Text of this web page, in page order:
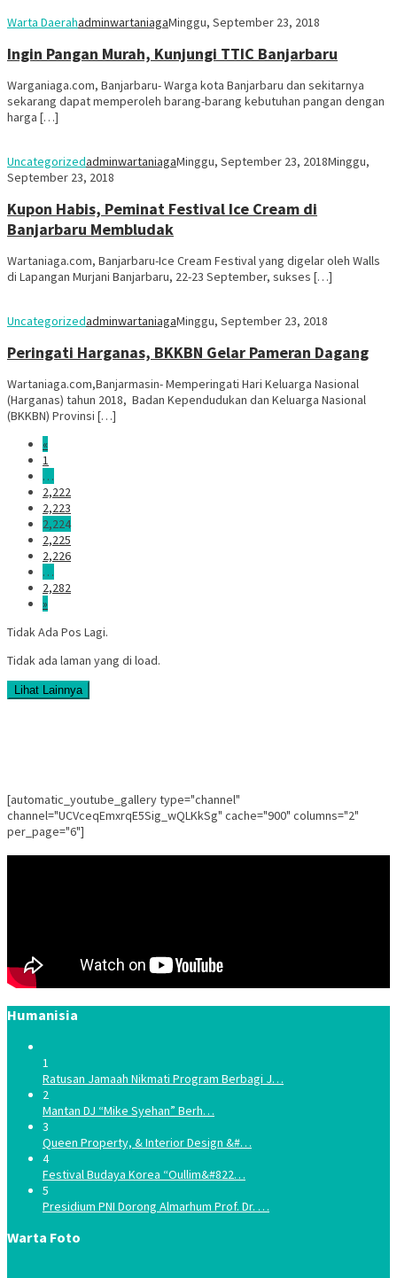
Warta DaerahadminwartaniagaMinggu, September 23, 2018
Ingin Pangan Murah, Kunjungi TTIC Banjarbaru
Warganiaga.com, Banjarbaru- Warga kota Banjarbaru dan sekitarnya
sekarang dapat memperoleh barang-barang kebutuhan pangan dengan
harga […]
UncategorizedadminwartaniagaMinggu, September 23, 2018Minggu,
September 23, 2018
Kupon Habis, Peminat Festival Ice Cream di
Banjarbaru Membludak
Wartaniaga.com, Banjarbaru-Ice Cream Festival yang digelar oleh Walls
di Lapangan Murjani Banjarbaru, 22-23 September, sukses […]
UncategorizedadminwartaniagaMinggu, September 23, 2018
Peringati Harganas, BKKBN Gelar Pameran Dagang
Wartaniaga.com,Banjarmasin- Memperingati Hari Keluarga Nasional
(Harganas) tahun 2018, Badan Kependudukan dan Keluarga Nasional
(BKKBN) Provinsi […]
«
1
…
2,222
2,223
2,224
2,225
2,226
…
2,282
»
Tidak Ada Pos Lagi.
Tidak ada laman yang di load.
Lihat Lainnya
[automatic_youtube_gallery type="channel"
channel="UCVceqEmxrqE5Sig_wQLKkSg" cache="900" columns="2"
per_page="6"]
Humanisia
1
Ratusan Jamaah Nikmati Program Berbagi J…
2
Mantan DJ “Mike Syehan” Berh…
3
Queen Property, & Interior Design &#…
4
Festival Budaya Korea “Oullim&#822…
5
Presidium PNI Dorong Almarhum Prof. Dr. …
Warta Foto